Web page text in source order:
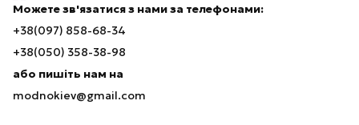
Можете зв'язатися з нами за телефонами:
+38(097) 858-68-34
+38(050) 358-38-98
або пишіть нам на
modnokiev@gmail.com